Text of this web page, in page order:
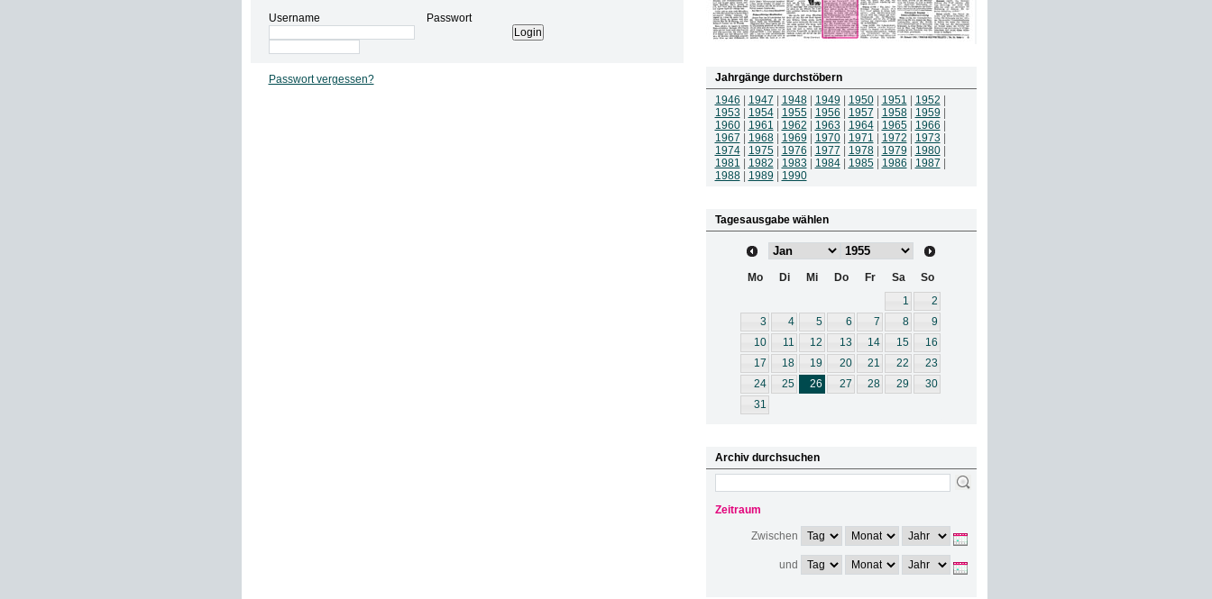
Username Passwort
Passwort vergessen?
Jahrgänge durchstöbern
1946
1947 1948| 1949 1950| 1951 1952
1953
1954| 1955| 1956 1957 1958| 1959
1960| 1961 1962 1963 1964| 1965| 1966
1967
1968| 1969 1970| 1971 1972 1973
1974| 1975| 1976 1977 1978| 1979 1980|
1981
1982 1983 1984| 1985| 1986 1987
1988| 1989 1990
Tagesausgabe wählen
Mo Di Mi Do Fr Sa
So
1
2
3
4 5 6 7 8
9
10
11 12 13 14 15
16
17
18 19 20 21 22
23
24
25 26 27 28 29
30
31
Archiv durchsuchen
Zeitraum
Zwischen
und